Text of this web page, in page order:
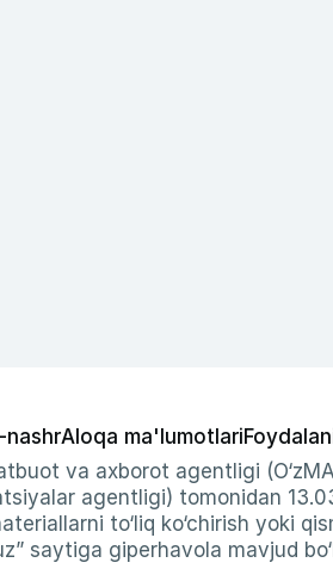
nashrAloqa ma'lumotlari
va axborot agentligi
agentligi) tomonidan
to‘liq ko‘chirish yoki
saytiga giperhavola mavjud